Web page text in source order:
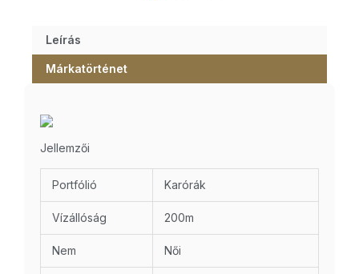
Leírás
Márkatörténet
Jellemzői
Portfólió Karórák
Vízállóság 200m
Nem Női